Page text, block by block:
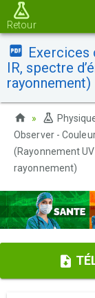
Retour
Exercices
IR, spectre
rayonnement)
Observer -
(Rayonnement
rayonnement)